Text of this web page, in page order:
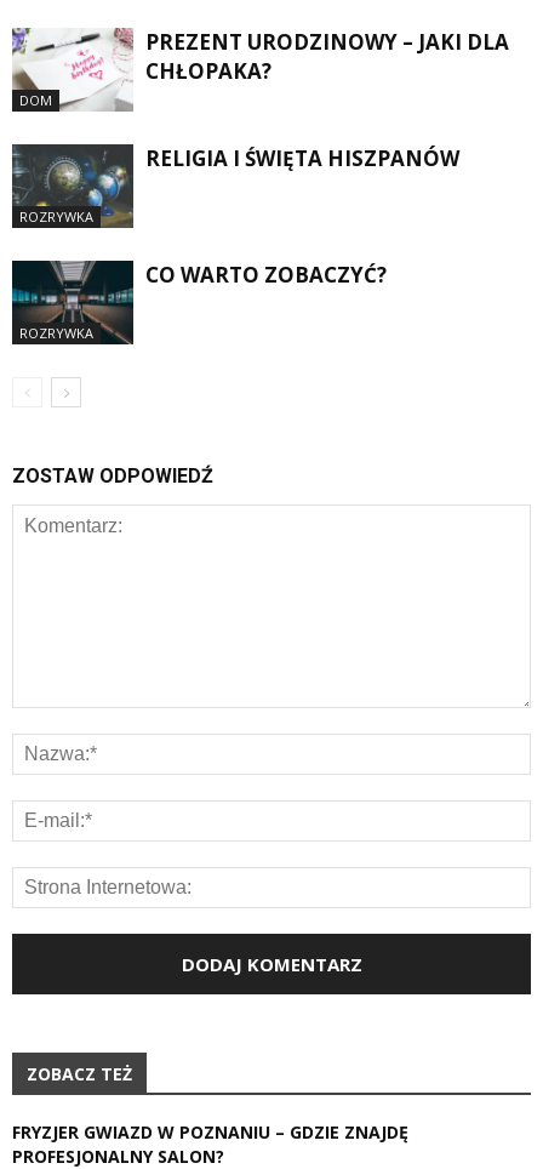
DOM
PREZENT URODZINOWY – JAKI DLA
CHŁOPAKA?
ROZRYWKA
RELIGIA I ŚWIĘTA HISZPANÓW
ROZRYWKA
CO WARTO ZOBACZYĆ?
ZOSTAW ODPOWIEDŹ
ZOBACZ TEŻ
FRYZJER GWIAZD W POZNANIU – GDZIE ZNAJDĘ
PROFESJONALNY SALON?